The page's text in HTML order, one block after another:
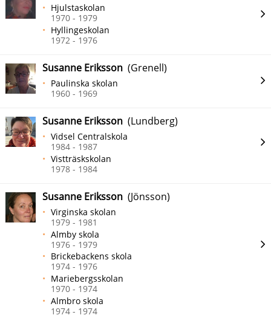
Hjulstaskolan
1970 - 1979
Hyllingeskolan
1972 - 1976
Susanne Eriksson (Grenell)
Paulinska skolan
1960 - 1969
Susanne Eriksson (Lundberg)
Vidsel Centralskola
1984 - 1987
Vistträskskolan
1978 - 1984
Susanne Eriksson (Jönsson)
Virginska skolan
1979 - 1981
Almby skola
1976 - 1979
Brickebackens skola
1974 - 1976
Mariebergsskolan
1970 - 1974
Almbro skola
1974 - 1974